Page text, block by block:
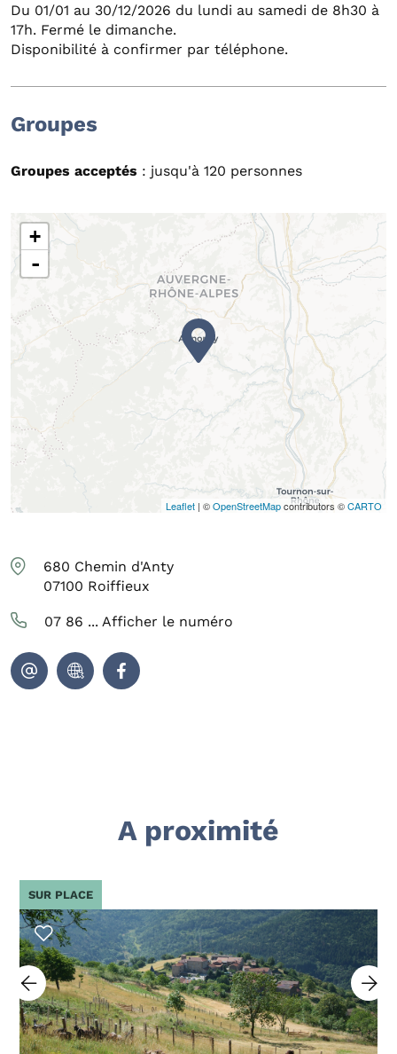
Du 01/01 au 30/12/2026 du lundi au samedi de 8h30 à
17h. Fermé le dimanche.
Disponibilité à confirmer par téléphone.
Groupes
Groupes acceptés : jusqu'à 120 personnes
+
-
Leaflet | ©OpenStreetMapcontributors ©CARTO
680 Chemin d'Anty
07100 Roiffieux
07 86 ... Afficher le numéro
A proximité
SUR PLACE